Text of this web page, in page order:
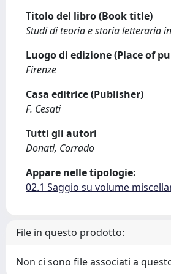
Titolo del libro (Book title)
Studi di teoria e storia letteraria
Luogo di edizione (Place of
Firenze
Casa editrice (Publisher)
F. Cesati
Tutti gli autori
Donati, Corrado
Appare nelle tipologie:
02.1 Saggio su volume
File in questo prodotto:
Non ci sono file associati a